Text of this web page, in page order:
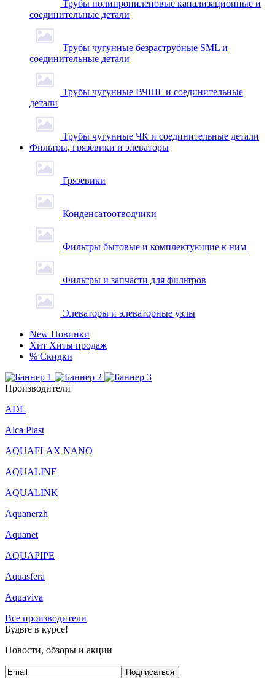
Трубы полипропиленовые канализационные и
соединительные детали
Трубы чугунные безраструбные SML и
соединительные детали
Трубы чугунные ВЧШГ и соединительные
детали
Трубы чугунные ЧК и соединительные детали
Фильтры, грязевики и элеваторы
Грязевики
Конденсатоотводчики
Фильтры бытовые и комплектующие к ним
Фильтры и запчасти для фильтров
Элеваторы и элеваторные узлы
New Новинки
Хит Хиты продаж
% Скидки
Производители
ADL
Alca Plast
AQUAFLAX NANO
AQUALINE
AQUALINK
Aquanerzh
Aquanet
AQUAPIPE
Aquasfera
Aquaviva
Все производители
Будьте в курсе!
Новости, обзоры и акции
Подписаться